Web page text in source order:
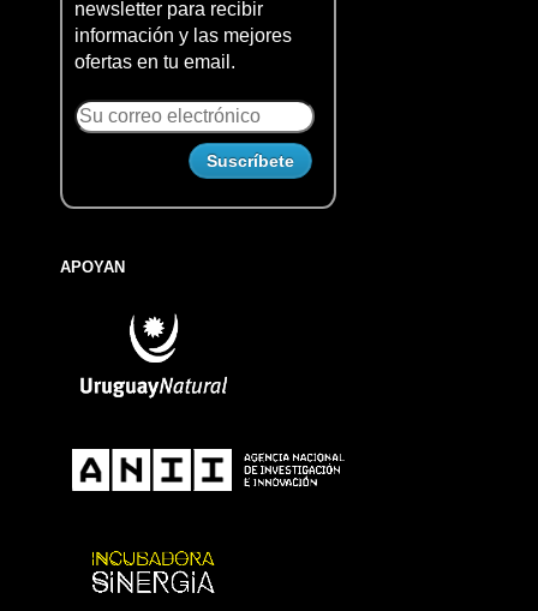
newsletter para recibir
información y las mejores
ofertas en tu email.
APOYAN